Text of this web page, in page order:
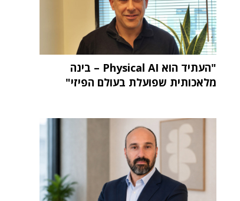
"העתיד הוא Physical AI – בינה
מלאכותית שפועלת בעולם הפיזי"